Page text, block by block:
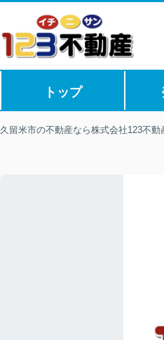
トップ
久留米市の不動産なら株式会社123不動